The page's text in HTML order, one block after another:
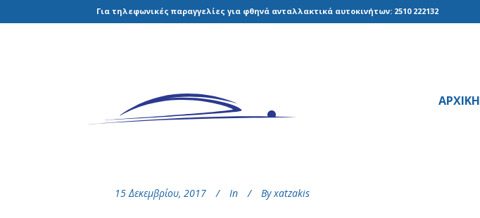
Για τηλεφωνικές παραγγελίες για φθηνά ανταλλακτικά αυτοκινήτων: 2510 222132
ΑΡΧΙΚΗ
15 Δεκεμβρίου, 2017 In By xatzakis